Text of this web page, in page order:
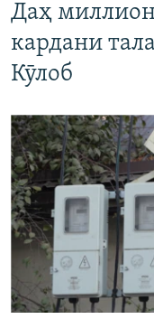
Даҳ
кардани
Кӯлоб